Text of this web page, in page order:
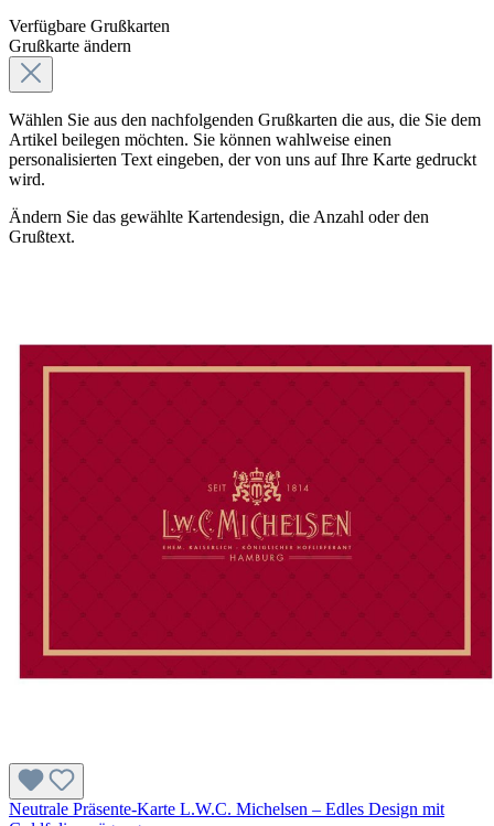
Verfügbare Grußkarten
Grußkarte ändern
Wählen Sie aus den nachfolgenden Grußkarten die aus, die Sie dem
Artikel beilegen möchten. Sie können wahlweise einen
personalisierten Text eingeben, der von uns auf Ihre Karte gedruckt
wird.
Ändern Sie das gewählte Kartendesign, die Anzahl oder den
Grußtext.
Neutrale Präsente-Karte L.W.C. Michelsen – Edles Design mit